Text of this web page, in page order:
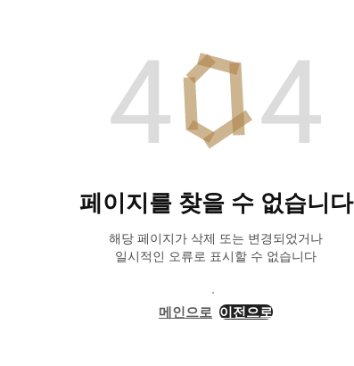
페이지를 찾을 수 없습니다
해당 페이지가 삭제 또는 변경되었거나
일시적인 오류로 표시할 수 없습니다
메인으로 이전으로